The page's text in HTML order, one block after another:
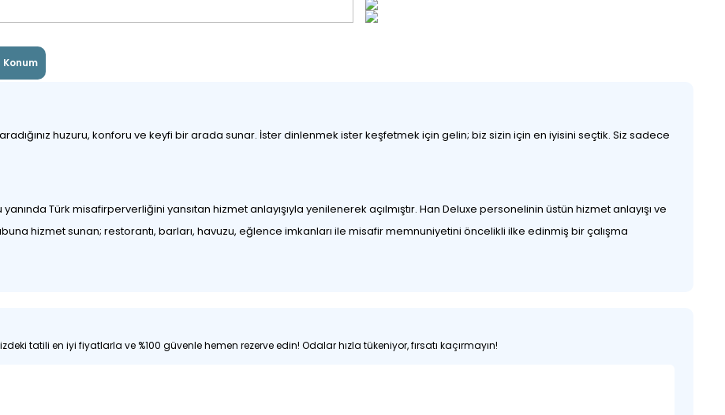
Konum
huzuru, konforu ve keyfi bir arada sunar. İster dinlenmek ister keşfetmek için gelin; biz sizin için en iyisini seçtik. Siz sadece
Türk misafirperverliğini yansıtan hizmet anlayışıyla yenilenerek açılmıştır. Han Deluxe personelinin üstün hizmet anlayışı ve
hizmet sunan; restorantı, barları, havuzu, eğlence imkanları ile misafir memnuniyetini öncelikli ilke edinmiş bir çalışma
tatili en iyi fiyatlarla ve %100 güvenle hemen rezerve edin! Odalar hızla tükeniyor, fırsatı kaçırmayın!